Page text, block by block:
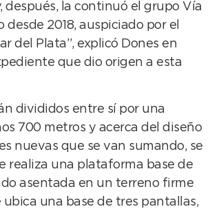
después, la continuó el grupo Vía
desde 2018, auspiciado por el
del Plata”, explicó Dones en
que dio origen a esta
divididos entre sí por una
700 metros y acerca del diseño
nuevas que se van sumando, se
realiza una plataforma base de
asentada en un terreno firme
ubica una base de tres pantallas,